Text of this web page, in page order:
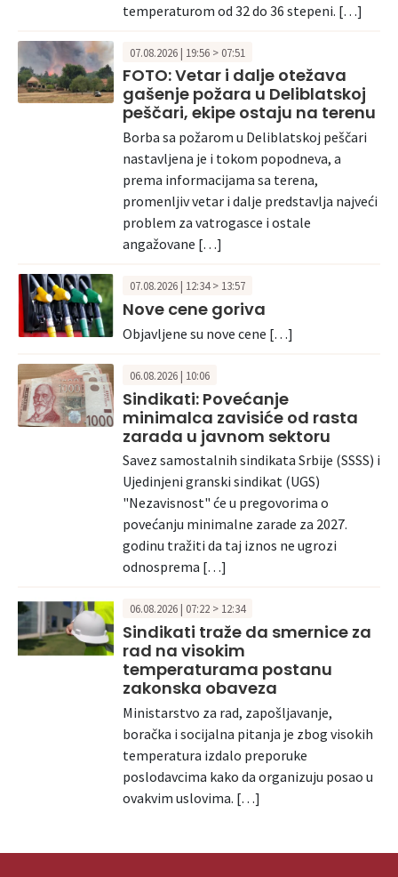
temperaturom od 32 do 36 stepeni. […]
07.08.2026 | 19:56 > 07:51
FOTO: Vetar i dalje otežava
gašenje požara u Deliblatskoj
peščari, ekipe ostaju na terenu
Borba sa požarom u Deliblatskoj peščari
nastavljena je i tokom popodneva, a
prema informacijama sa terena,
promenljiv vetar i dalje predstavlja najveći
problem za vatrogasce i ostale
angažovane […]
07.08.2026 | 12:34 > 13:57
Nove cene goriva
Objavljene su nove cene […]
06.08.2026 | 10:06
Sindikati: Povećanje
minimalca zavisiće od rasta
zarada u javnom sektoru
Savez samostalnih sindikata Srbije (SSSS) i
Ujedinjeni granski sindikat (UGS)
"Nezavisnost" će u pregovorima o
povećanju minimalne zarade za 2027.
godinu tražiti da taj iznos ne ugrozi
odnosprema […]
06.08.2026 | 07:22 > 12:34
Sindikati traže da smernice za
rad na visokim
temperaturama postanu
zakonska obaveza
Ministarstvo za rad, zapošljavanje,
boračka i socijalna pitanja je zbog visokih
temperatura izdalo preporuke
poslodavcima kako da organizuju posao u
ovakvim uslovima. […]